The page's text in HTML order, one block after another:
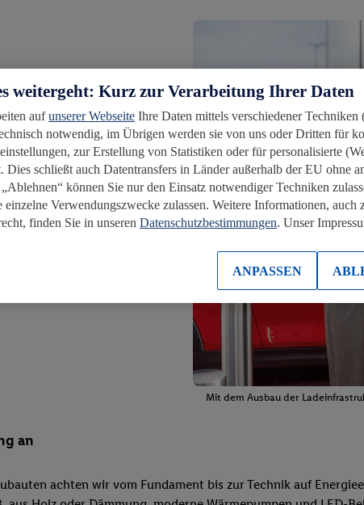
Mit dem Ausbau der
an
achten wir vom Fundament bis zur Technik auf
weitergeht: Kurz zur Verarbeitung Ihrer Daten
aufunserer Webseite Ihre Daten mittels verschiedener Techniken
notwendig, im Übrigen werden sie von uns oder Dritten für
zur Erstellung von Statistiken oder für personalisierte
Dies schließt auch Datentransfers in Länder außerhalb der EU ohne
können Sie nur den Einsatz notwendiger Techniken
einzelne Verwendungszwecke zulassen. Weitere Informationen, auch
finden Sie in unseren Datenschutzbestimmungen. Unser
ANPASSEN